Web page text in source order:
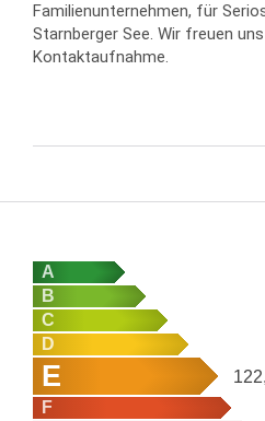
Familienunternehmen, für
Starnberger See. Wir freuen
Kontaktaufnahme.
A
B
C
D
E
F